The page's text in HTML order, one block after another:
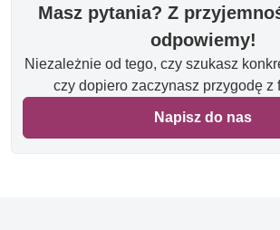
Masz pytania? Z
odpowiemy!
Niezależnie od tego, czy szukasz
czy dopiero zaczynasz przygodę z
Napisz do nas